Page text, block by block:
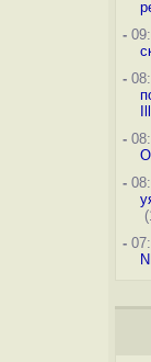
-
-
-
-
-